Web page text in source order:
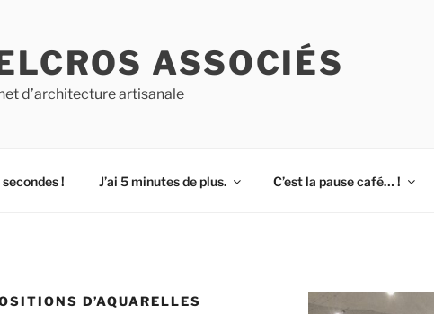
ASSOCIÉS
d’architecture artisanale
! J’ai 5 minutes de plus. C’est la pause café… !
D’AQUARELLES